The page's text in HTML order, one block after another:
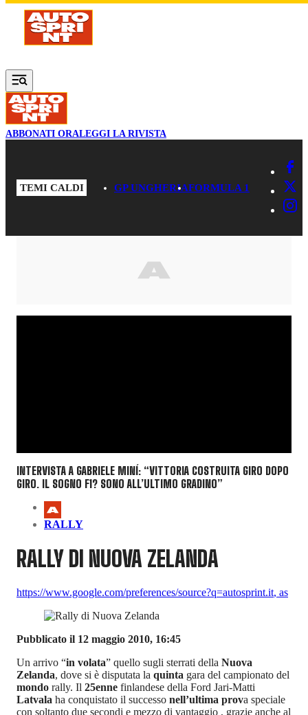
Vai al contenuto principale
ABBONATI ORALEGGI LA RIVISTA
TEMI CALDI GP UNGHERIAFORMULA 1
INTERVISTA A GABRIELE MINÍ: “VITTORIA COSTRUITA GIRO DOPO
GIRO. IL SOGNO F1? SONO ALL’ULTIMO GRADINO”
RALLY
RALLY DI NUOVA ZELANDA
https://www.google.com/preferences/source?q=autosprint.it, as
Pubblicato il 12 maggio 2010, 16:45
Un arrivo “in volata” quello sugli sterrati della Nuova
Zelanda, dove si è disputata la quinta gara del campionato del
mondo rally. Il 25enne finlandese della Ford Jari-Matti
Latvala ha conquistato il successo nell’ultima prova speciale
con soltanto due secondi e mezzo di vantaggio , grazie anche al